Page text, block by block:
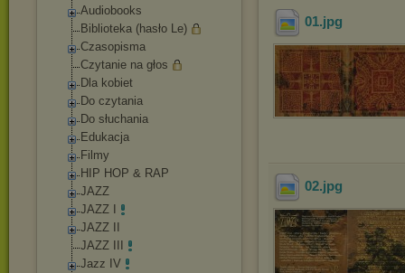
Audiobooks
Biblioteka (hasło Le)
Czasopisma
Czytanie na głos
Dla kobiet
Do czytania
Do słuchania
Edukacja
Filmy
HIP HOP & RAP
JAZZ
JAZZ I
JAZZ II
JAZZ III
Jazz IV
01.jpg
02.jpg